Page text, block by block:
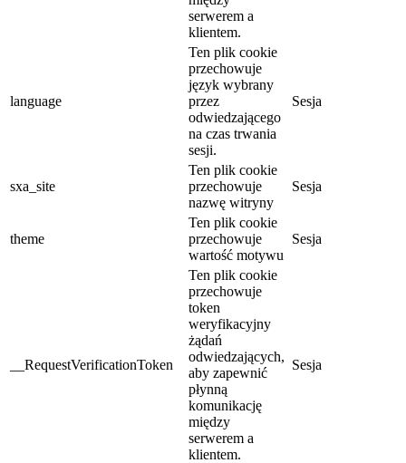
serwerem a
klientem.
language
Ten plik cookie
przechowuje
język wybrany
przez
odwiedzającego
na czas trwania
sesji.
Sesja
sxa_site
Ten plik cookie
przechowuje
nazwę witryny
Sesja
theme
Ten plik cookie
przechowuje
wartość motywu
Sesja
__RequestVerificationToken
Ten plik cookie
przechowuje
token
weryfikacyjny
żądań
odwiedzających,
aby zapewnić
płynną
komunikację
między
serwerem a
klientem.
Sesja